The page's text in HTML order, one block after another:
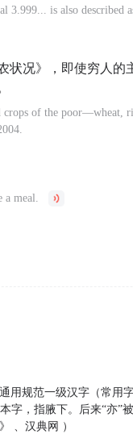
3.999... is also described
状况》，即使穷人
of the poor—wheat,
a meal.
用规范一级汉字（常用
字，指腋下。后来“亦”
、汉典网 ）